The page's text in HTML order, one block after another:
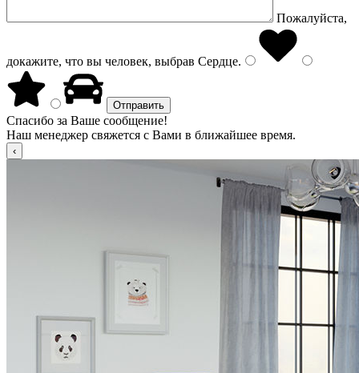
Пожалуйста,
докажите, что вы человек, выбрав Сердце.
Спасибо за Ваше сообщение!
Наш менеджер свяжется с Вами в ближайшее время.